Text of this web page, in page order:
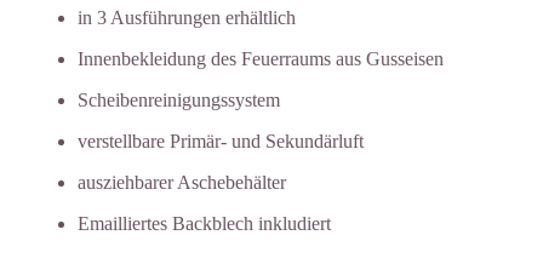
in 3 Ausführungen erhältlich
Innenbekleidung des Feuerraums aus Gusseisen
Scheibenreinigungssystem
verstellbare Primär- und Sekundärluft
ausziehbarer Aschebehälter
Emailliertes Backblech inkludiert